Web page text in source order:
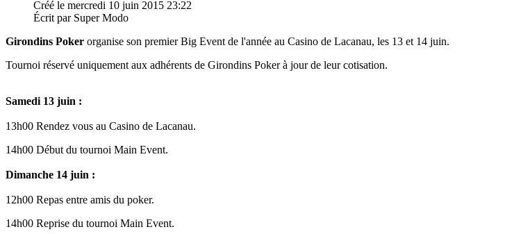
Créé le mercredi 10 juin 2015 23:22
Écrit par Super Modo
Girondins Poker organise son premier Big Event de l'année au Casino de Lacanau, les 13 et 14 juin.
Tournoi réservé uniquement aux adhérents de Girondins Poker à jour de leur cotisation.
Samedi 13 juin :
13h00 Rendez vous au Casino de Lacanau.
14h00 Début du tournoi Main Event.
Dimanche 14 juin :
12h00 Repas entre amis du poker.
14h00 Reprise du tournoi Main Event.